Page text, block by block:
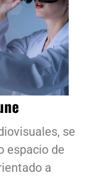
se
espacio de
a